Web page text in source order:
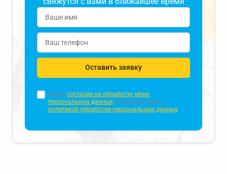
Оставить заявку
Я даю согласие на обработку моих
персональных данных в соответствии с
политикой обработки персональных данных